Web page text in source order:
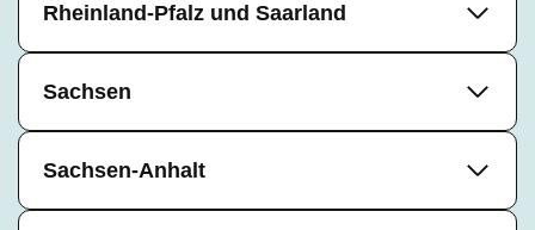
Rheinland-Pfalz und Saarland
Sachsen
Sachsen-Anhalt